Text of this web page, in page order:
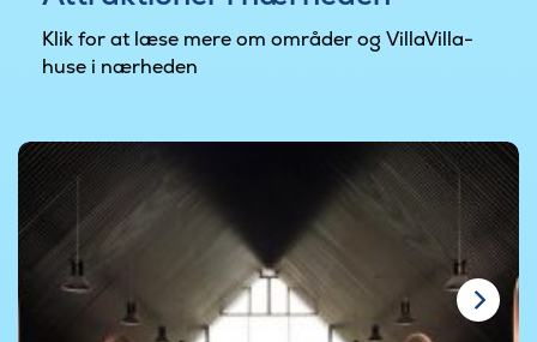
Klik for at læse mere om områder og VillaVilla-
huse i nærheden